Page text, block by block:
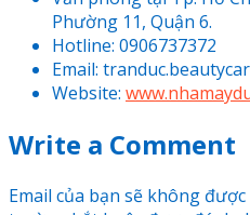
Phường 11, Quận 6.
Hotline: 0906737372
Email:
Website:
Write a Comment
Email của bạn sẽ không